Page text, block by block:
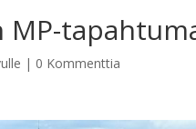
| 0 Kommenttia